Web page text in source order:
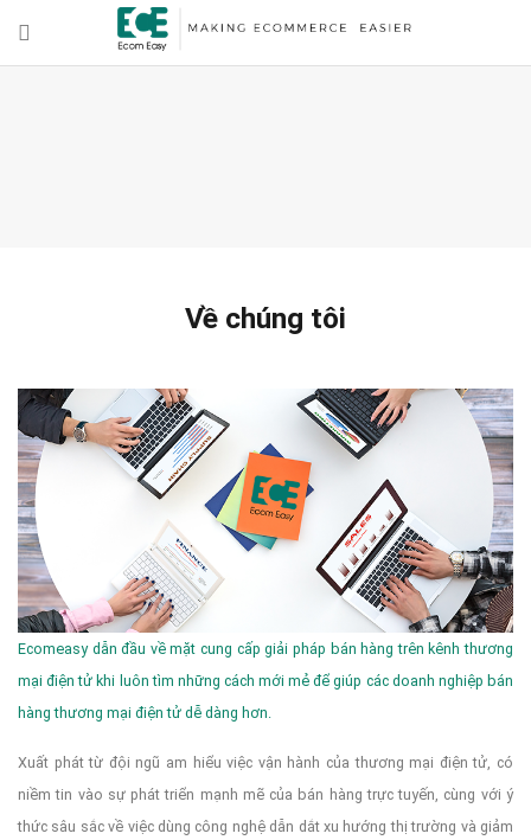
Về chúng tôi
Ecomeasy dẫn đầu về mặt cung cấp giải pháp bán hàng trên kênh thương
mại điện tử khi luôn tìm những cách mới mẻ để giúp các doanh nghiệp bán
hàng thương mại điện tử dễ dàng hơn.
Xuất phát từ đội ngũ am hiểu việc vận hành của thương mại điện tử, có
niềm tin vào sự phát triển mạnh mẽ của bán hàng trực tuyến, cùng với ý
thức sâu sắc về việc dùng công nghệ dẫn dắt xu hướng thị trường và giảm